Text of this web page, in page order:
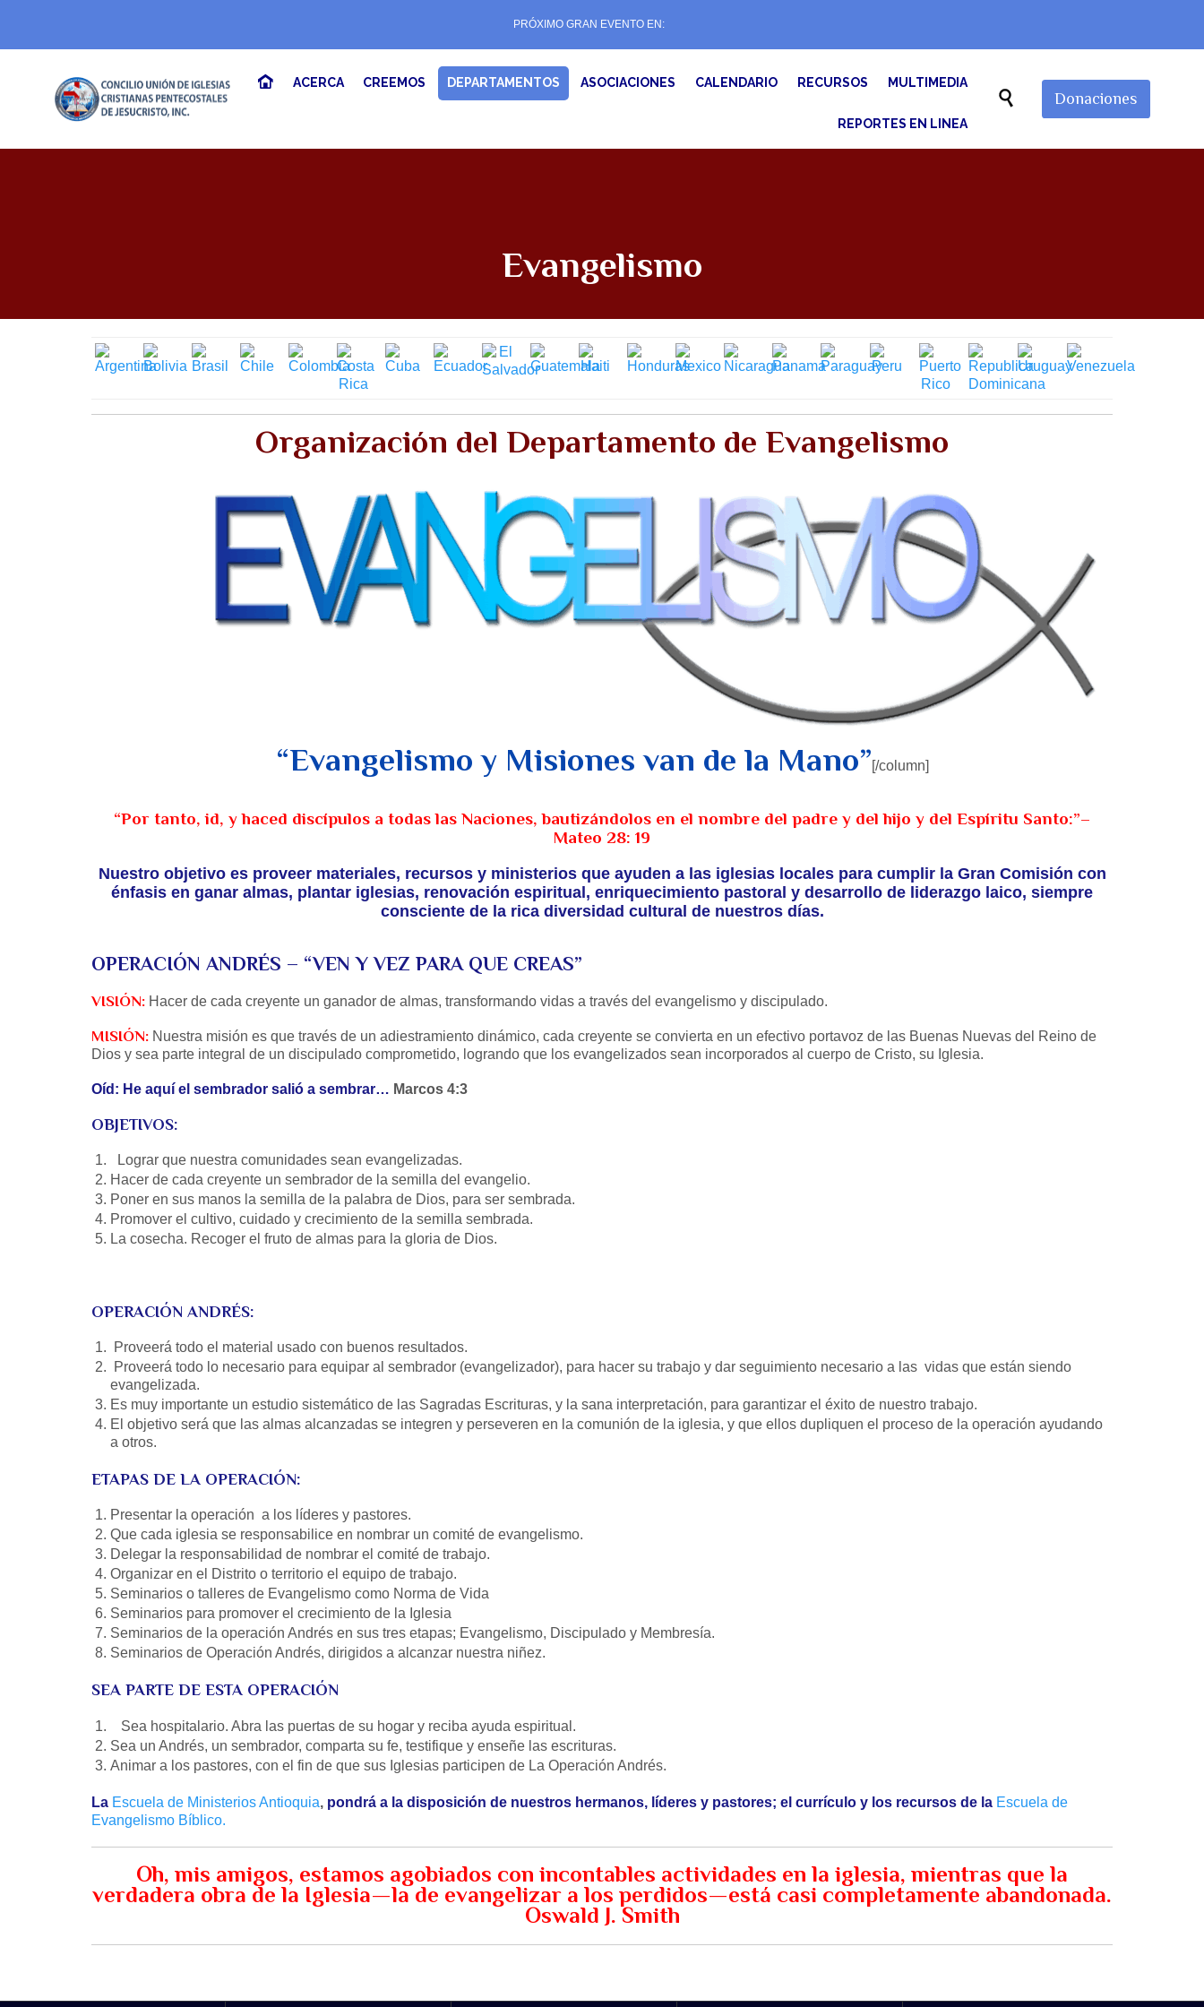
PRÓXIMO GRAN EVENTO EN:
content
ACERCA CREEMOS DEPARTAMENTOS ASOCIACIONES CALENDARIO RECURSOS MULTIMEDIA
REPORTES EN LINEA
 Donaciones
Evangelismo
Organización del Departamento de Evangelismo
“Evangelismo y Misiones van de la Mano”[/column]
“Por tanto, id, y haced discípulos a todas las Naciones, bautizándolos en el nombre del padre y del hijo y del Espíritu Santo:”–
Mateo 28: 19
Nuestro objetivo es proveer materiales, recursos y ministerios que ayuden a las iglesias locales para cumplir la Gran Comisión con
énfasis en ganar almas, plantar iglesias, renovación espiritual, enriquecimiento pastoral y desarrollo de liderazgo laico, siempre
consciente de la rica diversidad cultural de nuestros días.
OPERACIÓN ANDRÉS – “VEN Y VEZ PARA QUE CREAS”
VISIÓN: Hacer de cada creyente un ganador de almas, transformando vidas a través del evangelismo y discipulado.
MISIÓN: Nuestra misión es que través de un adiestramiento dinámico, cada creyente se convierta en un efectivo portavoz de las Buenas Nuevas del Reino de
Dios y sea parte integral de un discipulado comprometido, logrando que los evangelizados sean incorporados al cuerpo de Cristo, su Iglesia.
Oíd: He aquí el sembrador salió a sembrar… Marcos 4:3
OBJETIVOS:
Lograr que nuestra comunidades sean evangelizadas.
Hacer de cada creyente un sembrador de la semilla del evangelio.
Poner en sus manos la semilla de la palabra de Dios, para ser sembrada.
Promover el cultivo, cuidado y crecimiento de la semilla sembrada.
La cosecha. Recoger el fruto de almas para la gloria de Dios.
OPERACIÓN ANDRÉS:
Proveerá todo el material usado con buenos resultados.
Proveerá todo lo necesario para equipar al sembrador (evangelizador), para hacer su trabajo y dar seguimiento necesario a las vidas que están siendo
evangelizada.
Es muy importante un estudio sistemático de las Sagradas Escrituras, y la sana interpretación, para garantizar el éxito de nuestro trabajo.
El objetivo será que las almas alcanzadas se integren y perseveren en la comunión de la iglesia, y que ellos dupliquen el proceso de la operación ayudando
a otros.
ETAPAS DE LA OPERACIÓN:
Presentar la operación a los líderes y pastores.
Que cada iglesia se responsabilice en nombrar un comité de evangelismo.
Delegar la responsabilidad de nombrar el comité de trabajo.
Organizar en el Distrito o territorio el equipo de trabajo.
Seminarios o talleres de Evangelismo como Norma de Vida
Seminarios para promover el crecimiento de la Iglesia
Seminarios de la operación Andrés en sus tres etapas; Evangelismo, Discipulado y Membresía.
Seminarios de Operación Andrés, dirigidos a alcanzar nuestra niñez.
SEA PARTE DE ESTA OPERACIÓN
Sea hospitalario. Abra las puertas de su hogar y reciba ayuda espiritual.
Sea un Andrés, un sembrador, comparta su fe, testifique y enseñe las escrituras.
Animar a los pastores, con el fin de que sus Iglesias participen de La Operación Andrés.
La Escuela de Ministerios Antioquia, pondrá a la disposición de nuestros hermanos, líderes y pastores; el currículo y los recursos de la Escuela de
Evangelismo Bíblico.
Oh, mis amigos, estamos agobiados con incontables actividades en la iglesia, mientras que la
verdadera obra de la Iglesia—la de evangelizar a los perdidos—está casi completamente abandonada.
Oswald J. Smith